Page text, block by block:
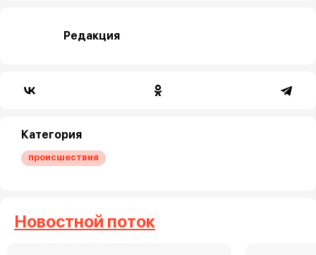
Редакция
Категория
происшествия
Новостной поток